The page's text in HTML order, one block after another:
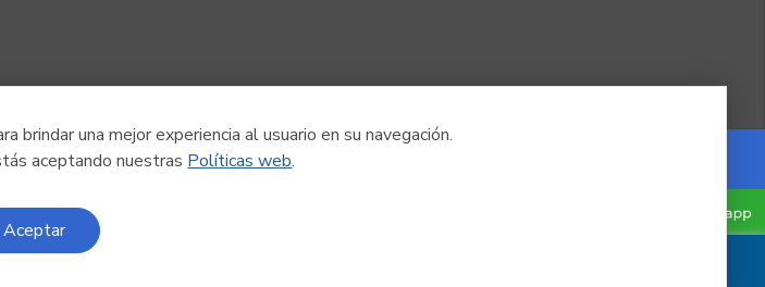
brindar una mejor experiencia al usuario en su navegación.
aceptando nuestras Políticas web.
Aceptar
Powered by Nexura